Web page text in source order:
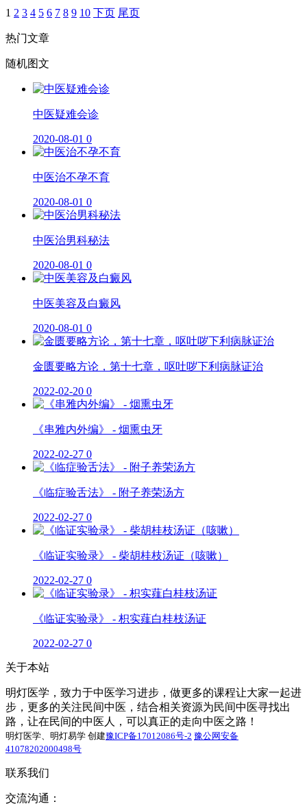
1 2 3 4 5 6 7 8 9 10 下页 尾页
热门文章
随机图文
中医疑难会诊
2020-08-01 0
中医治不孕不育
2020-08-01 0
中医治男科秘法
2020-08-01 0
中医美容及白癜风
2020-08-01 0
金匮要略方论，第十七章，呕吐哕下利病脉证治
2022-02-20 0
《串雅内外编》 - 烟熏虫牙
2022-02-27 0
《临症验舌法》 - 附子养荣汤方
2022-02-27 0
《临证实验录》 - 柴胡桂枝汤证（咳嗽）
2022-02-27 0
《临证实验录》 - 枳实薤白桂枝汤证
2022-02-27 0
关于本站
明灯医学，致力于中医学习进步，做更多的课程让大家一起进
步，更多的关注民间中医，结合相关资源为民间中医寻找出
路，让在民间的中医人，可以真正的走向中医之路！
明灯医学、明灯易学 创建豫ICP备17012086号-2 豫公网安备
41078202000498号
联系我们
交流沟通：